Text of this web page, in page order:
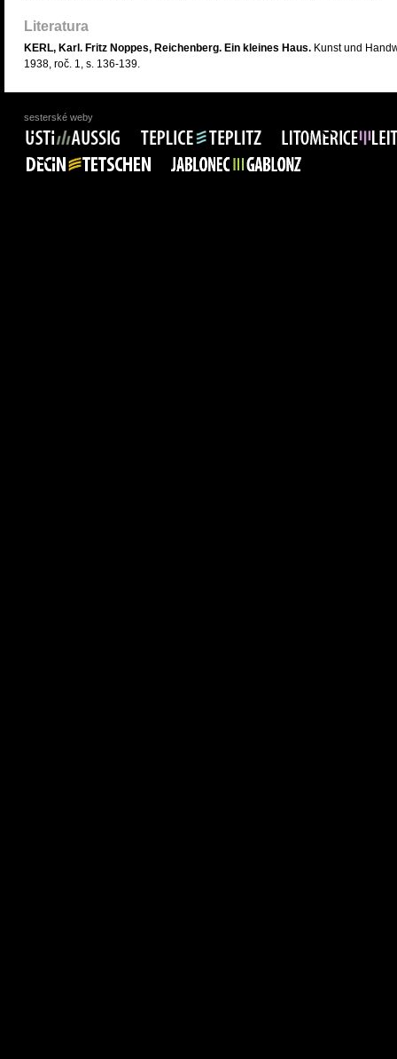
Literatura
KERL, Karl. Fritz Noppes, Reichenberg. Ein kleines Haus. Kunst und
1938, roč. 1, s. 136-139.
sesterské weby